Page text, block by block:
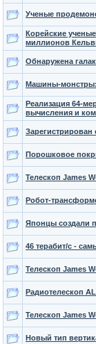
Ученые
Корейские
миллионов
Обнаружена
Машины-монстры:
Реализация 64-
вычисления и
Порошковое
Телескоп James
Робот-
Японцы создали
46 терабит/с -
Телескоп James
Радиотелескоп
Телескоп James
Новый тип